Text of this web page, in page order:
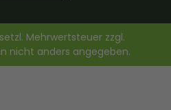
Mehrwertsteuer zzgl.
nicht anders angegeben.